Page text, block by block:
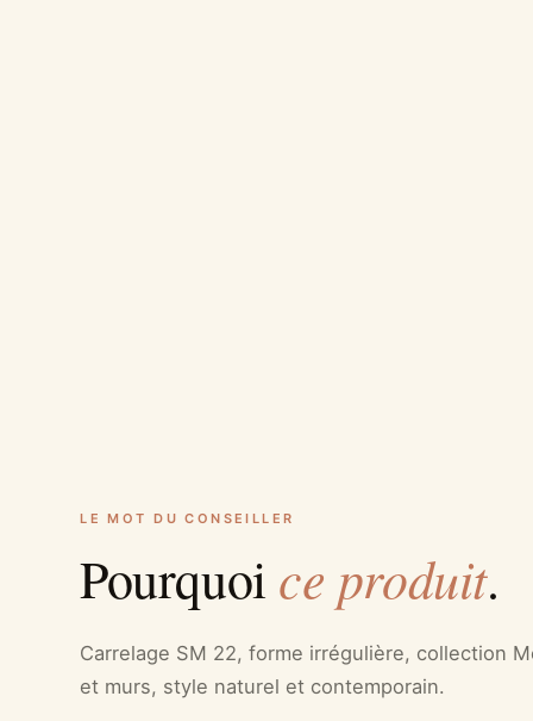
LE MOT DU CONSEILLER
Pourquoi ce produit.
Carrelage SM 22, forme irrégulière, collection
et murs, style naturel et contemporain.